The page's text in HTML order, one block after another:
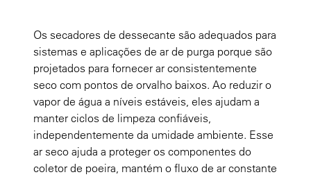
Os secadores de dessecante são adequados para
sistemas e aplicações de ar de purga porque são
projetados para fornecer ar consistentemente
seco com pontos de orvalho baixos. Ao reduzir o
vapor de água a níveis estáveis, eles ajudam a
manter ciclos de limpeza confiáveis,
independentemente da umidade ambiente. Esse
ar seco ajuda a proteger os componentes do
coletor de poeira, mantém o fluxo de ar constante